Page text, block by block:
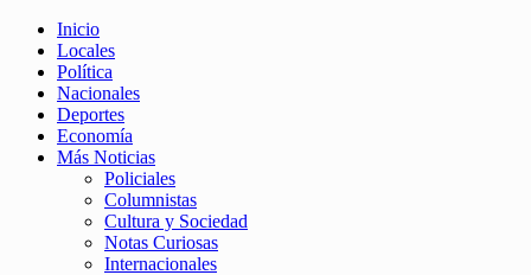
Inicio
Locales
Política
Nacionales
Deportes
Economía
Más Noticias
Policiales
Columnistas
Cultura y Sociedad
Notas Curiosas
Internacionales